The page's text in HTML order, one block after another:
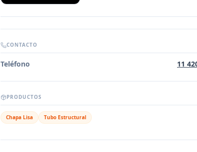
CONTACTO
Teléfono 11
PRODUCTOS
Chapa Lisa Tubo Estructural